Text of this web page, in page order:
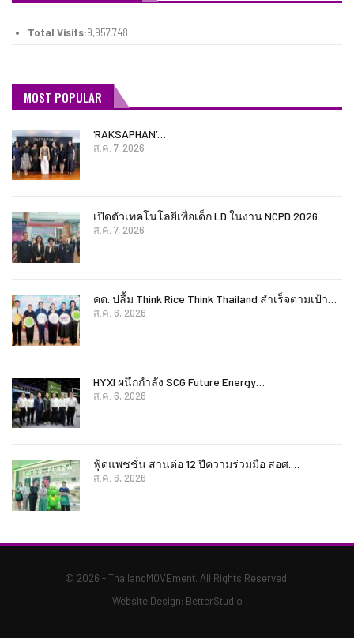
Total Visits:9,957,748
MOST POPULAR
‘RAKSAPHAN’…
ส.ค. 7, 2026
เปิดตัวเทคโนโลยีเพื่อเด็ก LD ในงาน NCPD 2026…
ส.ค. 7, 2026
คต. ปลื้ม Think Rice Think Thailand สำเร็จตามเป้า…
ส.ค. 6, 2026
HYXI ผนึกกำลัง SCG Future Energy…
ส.ค. 6, 2026
ฟู้ดแพชชั่น สานต่อ 12 ปีความร่วมมือ สอศ.…
ส.ค. 6, 2026
© 2026 - ThailandMOVEment. All Rights Reserved.
Website Design: BetterStudio